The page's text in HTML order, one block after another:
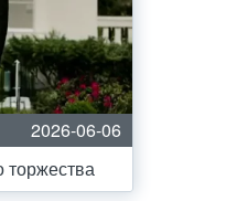
2026-06-06
торжества